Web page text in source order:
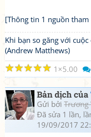
[Thông tin 1 nguồn
Khi bạn so găng với
(Andrew Matthews)
☆
☆
☆
☆
☆ 1 5.00
Bản dịch của
Gửi bởi Trương
Đã sửa 1 lần,
19/09/2017